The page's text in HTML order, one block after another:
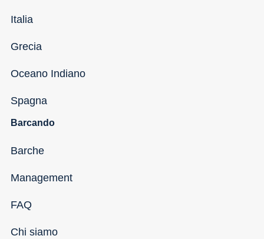
Italia
Grecia
Oceano Indiano
Spagna
Barcando
Barche
Management
FAQ
Chi siamo